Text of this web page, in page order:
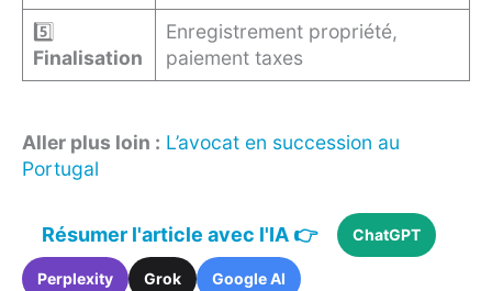
5️⃣
Finalisation
Enregistrement propriété,
paiement taxes
Aller plus loin : L’avocat en succession au
Portugal
Résumer l'article avec l'IA 👉 ChatGPT
Perplexity Grok Google AI